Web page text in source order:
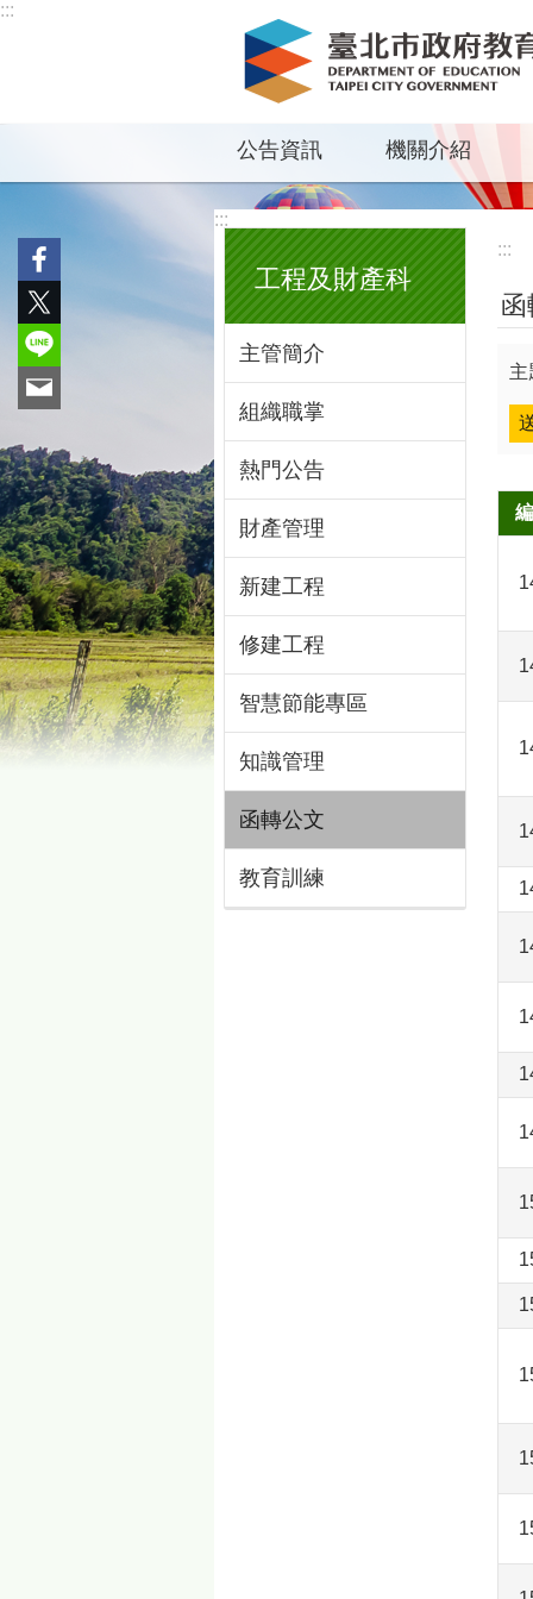
跳到主要內容區塊
:::
公告資訊 機關介紹
:::
工程及財產科
主管簡介
組織職掌
熱門公告
財產管理
新建工程
修建工程
智慧節能專區
知識管理
函轉公文
教育訓練
:::
主